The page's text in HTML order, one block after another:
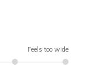
Feels too wide